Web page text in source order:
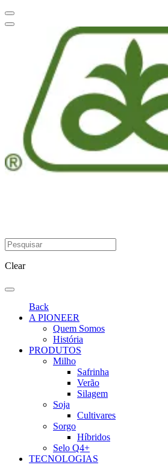
Clear
Back
A PIONEER
Quem Somos
História
PRODUTOS
Milho
Safrinha
Verão
Silagem
Soja
Cultivares
Sorgo
Híbridos
Selo Q4+
TECNOLOGIAS